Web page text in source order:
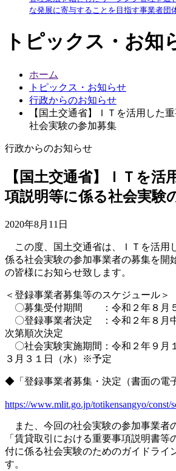
な発展に寄与することを目指す事業者団
トピックス・お知
ホーム
トピックス・お知らせ
行政からのお知らせ
【国土交通省】ＩＴを活用した
社会実験の参加募集
行政からのお知らせ
【国土交通省】ＩＴを活
項説明等に係る社会実験
2020年8月11日
この度、国土交通省は、ＩＴを活用
係る社会実験の参加事業者の募集を開
の皆様にお知らせ致します。
＜登録事業者募集等のスケジュール＞
〇募集受付期間 ：令和２年８月５
〇登録事業者決定 ：令和２年８月
次第順次決定
〇社会実験実施期間：令和２年９月
３月３１日（水）※予定
◆「登録事業者募集・決定（書面の電
https://www.mlit.go.jp/totikensangyo/const/
また、今回の社会実験の参加事業者
「賃貸取引における重要事項説明書等
付に係る社会実験のためのガイドライ
す。